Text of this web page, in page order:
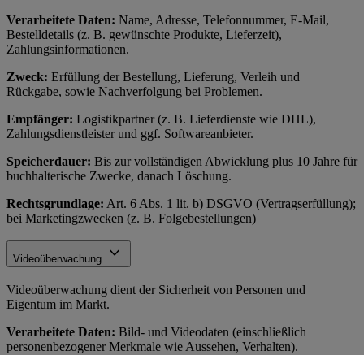
Verarbeitete Daten: Name, Adresse, Telefonnummer, E-Mail,
Bestelldetails (z. B. gewünschte Produkte, Lieferzeit),
Zahlungsinformationen.
Zweck: Erfüllung der Bestellung, Lieferung, Verleih und
Rückgabe, sowie Nachverfolgung bei Problemen.
Empfänger: Logistikpartner (z. B. Lieferdienste wie DHL),
Zahlungsdienstleister und ggf. Softwareanbieter.
Speicherdauer: Bis zur vollständigen Abwicklung plus 10 Jahre für
buchhalterische Zwecke, danach Löschung.
Rechtsgrundlage: Art. 6 Abs. 1 lit. b) DSGVO (Vertragserfüllung);
bei Marketingzwecken (z. B. Folgebestellungen)
Videoüberwachung
Videoüberwachung dient der Sicherheit von Personen und
Eigentum im Markt.
Verarbeitete Daten: Bild- und Videodaten (einschließlich
personenbezogener Merkmale wie Aussehen, Verhalten).